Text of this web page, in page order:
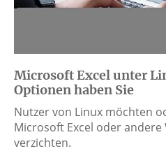
Microsoft Excel unter
Optionen haben Sie
Nutzer von Linux möchten
Microsoft Excel oder
verzichten.